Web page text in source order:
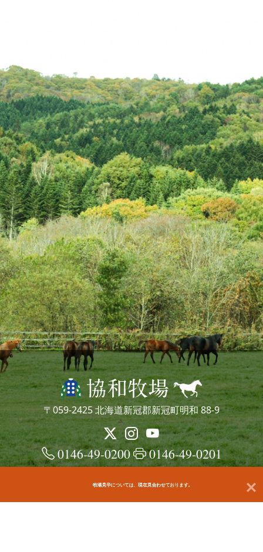
〒059-2425 北海道新冠郡新冠町明和 88-9
0146-49-0200 0146-49-0201
牧場見学については、現在見合わせております。